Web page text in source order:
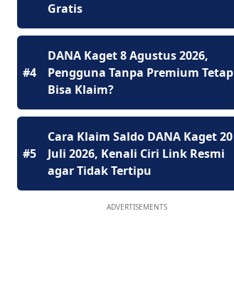
Gratis
#4
DANA Kaget 8 Agustus 2026,
Pengguna Tanpa Premium Tetap
Bisa Klaim?
#5
Cara Klaim Saldo DANA Kaget 20
Juli 2026, Kenali Ciri Link Resmi
agar Tidak Tertipu
ADVERTISEMENTS